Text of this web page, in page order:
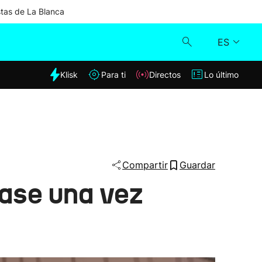
de La Blanca
ES
Klisk
Klisk Para ti Directos Lo último
Compartir Guardar
una vez